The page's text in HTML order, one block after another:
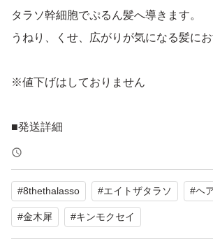
タラソ幹細胞でぷるん髪へ導きます。
うねり、くせ、広がりが気になる髪にお
※値下げはしておりません
■発送詳細
ゆうパケットポストミニ 匿名配送
（プチプチに包んで、ポリ袋と専用封
す）
※店舗購入品ですので、商品に小さな
#8thethalasso #エイトザタラソ #ヘ
#金木犀 #キンモクセイ